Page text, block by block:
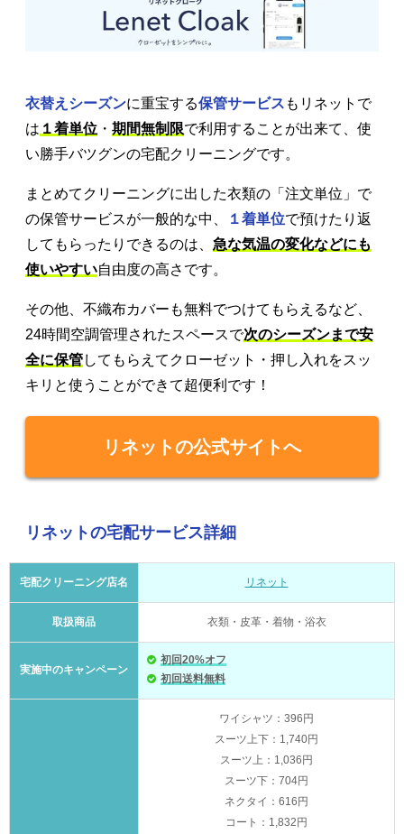
衣替えシーズンに重宝する保管サービス もリネットで
は １着単位 ・ 期間無制限で利用することが出来て、使
い勝手バツグンの宅配クリーニングです。
まとめてクリーニングに出した衣類の「注文単位」で
の保管サービスが一般的な中、
１着単位で預けたり返
してもらったりできるのは、 急な気温の変化などにも
使いやすい自由度の高さです。
その他、不織布カバーも無料でつけてもらえるなど、
24時間空調管理されたスペースで次のシーズンまで安
全に保管してもらえてクローゼット・押し入れをスッ
キリと使うことができて超便利です！
リネットの公式サイトへ
リネットの宅配サービス詳細
宅配クリーニング店名 リネット
取扱商品 衣類・皮革・着物・浴衣
実施中のキャンペーン
初回20%オフ
初回送料無料
ワイシャツ：396円
スーツ上下：1,740円
スーツ上：1,036円
スーツ下：704円
ネクタイ：616円
コート：1,832円